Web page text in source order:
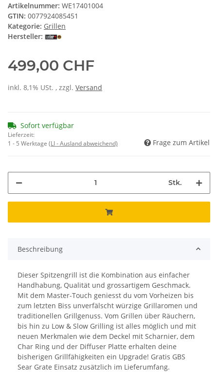
Artikelnummer: WE17401004
GTIN: 0077924085451
Kategorie: Grillen
Hersteller:
499,00 CHF
inkl. 8,1% USt. , zzgl. Versand
Sofort verfügbar
Lieferzeit:
1 - 5 Werktage (LI - Ausland abweichend) Frage zum Artikel
Stk.
Beschreibung
Dieser Spitzengrill ist die Kombination aus einfacher
Handhabung, Qualität und grossartigem Geschmack.
Mit dem Master-Touch geniesst du vom Vorheizen bis
zum letzten Biss unverfälscht würzige Grillaromen und
traditionellen Grillgenuss. Vom Grillen über Räuchern,
bis hin zu Low & Slow Grilling ist alles möglich und mit
neuen Merkmalen wie dem Deckel mit Scharnier, dem
Char Ring und der Diffuser Platte erhalten deine
bisherigen Grillfähigkeiten ein Upgrade! Gratis GBS
Sear Grate Einsatz zusätzlich im Lieferumfang.